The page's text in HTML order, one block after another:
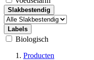
Slakbestendig
Labels
Biologisch
Producten